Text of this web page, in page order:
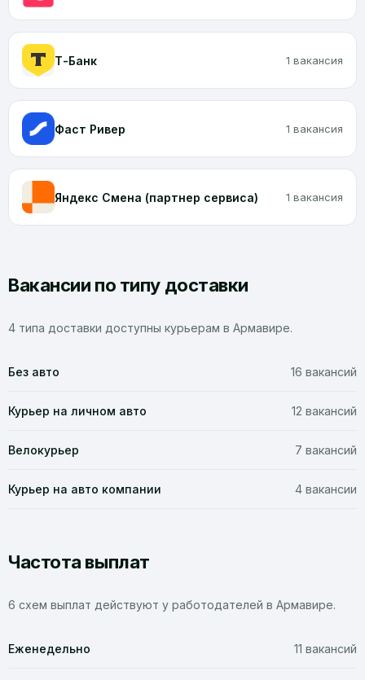
Т-Банк 1 вакансия
Фаст Ривер 1 вакансия
Яндекс Смена (партнер сервиса) 1 вакансия
Вакансии по типу доставки
4 типа доставки доступны курьерам в Армавире.
Без авто 16 вакансий
Курьер на личном авто 12 вакансий
Велокурьер 7 вакансий
Курьер на авто компании 4 вакансии
Частота выплат
6 схем выплат действуют у работодателей в Армавире.
Еженедельно 11 вакансий